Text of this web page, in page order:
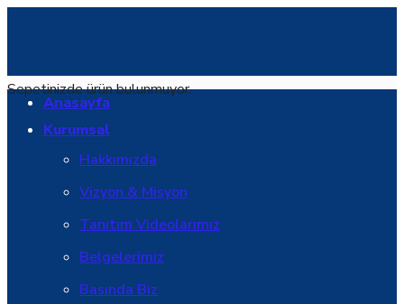
Sepetinizde ürün bulunmuyor.
Anasayfa
Kurumsal
Hakkımızda
Vizyon & Misyon
Tanıtım Videolarımız
Belgelerimiz
Basında Biz